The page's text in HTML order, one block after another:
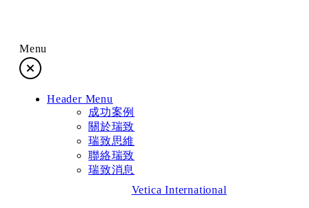
Menu
Header Menu
成功案例
關於瑞致
瑞致思維
聯絡瑞致
瑞致消息
Vetica International
關於瑞致
瑞致思維
聯絡瑞致